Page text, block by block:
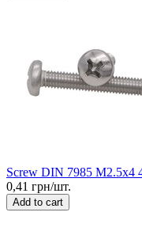
Screw DIN 7985 M2.5x4
0,41 грн/шт.
Add to cart